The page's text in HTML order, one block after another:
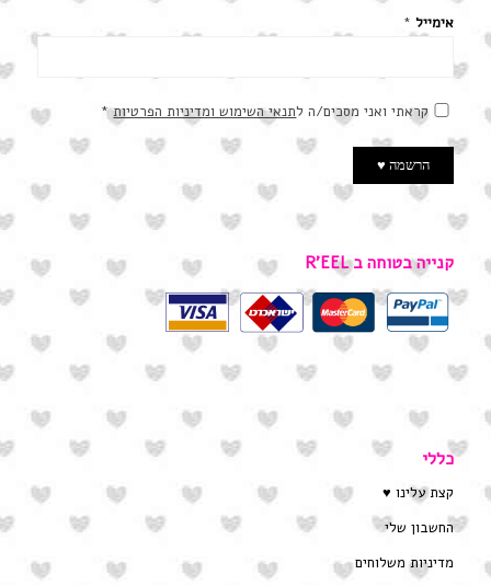
אימייל *
קראתי ואני מסכים/ה לתנאי השימוש ומדיניות הפרטיות*
קנייה בטוחה ב R’EEL
כללי
קצת עלינו ♥
החשבון שלי
מדיניות משלוחים